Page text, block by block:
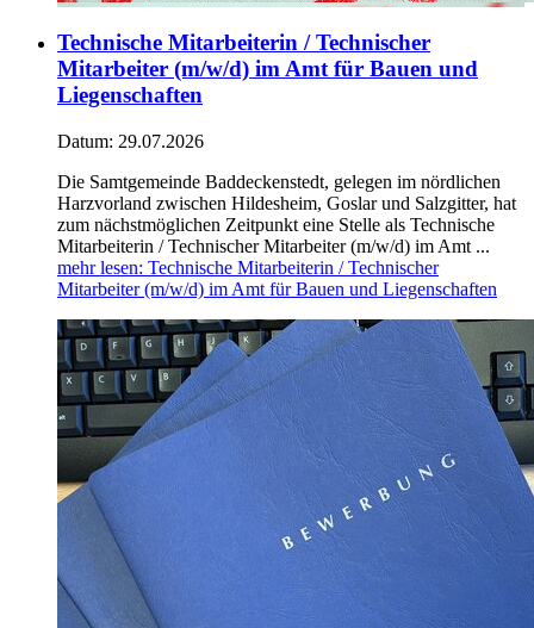
Technische Mitarbeiterin / Technischer
Mitarbeiter (m/w/d) im Amt für Bauen und
Liegenschaften
Datum: 29.07.2026
Die Samtgemeinde Baddeckenstedt, gelegen im nördlichen
Harzvorland zwischen Hildesheim, Goslar und Salzgitter, hat
zum nächstmöglichen Zeitpunkt eine Stelle als Technische
Mitarbeiterin / Technischer Mitarbeiter (m/w/d) im Amt ...
mehr lesen: Technische Mitarbeiterin / Technischer
Mitarbeiter (m/w/d) im Amt für Bauen und Liegenschaften